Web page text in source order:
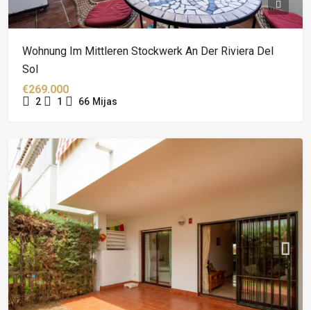
Wohnung Im Mittleren Stockwerk An Der Riviera Del
Sol
€269.000
2 1 66 Mijas